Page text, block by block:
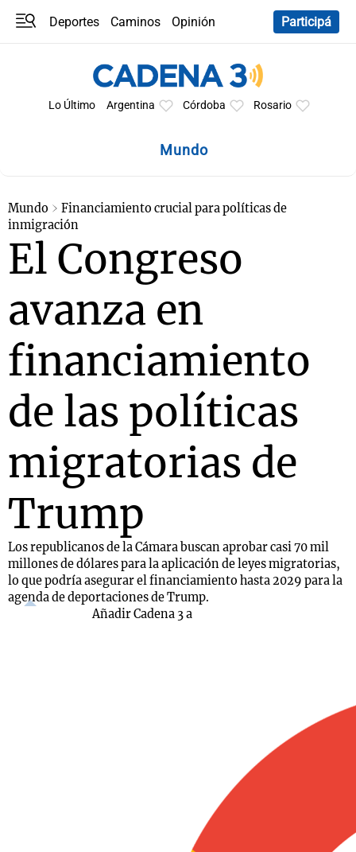
Deportes Caminos
Opinión
Participá
Lo Último Argentina Córdoba Rosario
Mundo
Mundo
Financiamiento crucial para políticas de
inmigración
El Congreso
avanza en
financiamiento
de las políticas
migratorias de
Trump
Los republicanos de la Cámara buscan aprobar casi 70 mil
millones de dólares para la aplicación de leyes migratorias,
lo que podría asegurar el financiamiento hasta 2029 para la
agenda de deportaciones de Trump.
Añadir Cadena 3 a
Notas